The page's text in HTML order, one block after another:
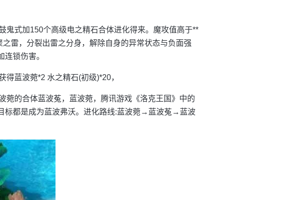
鬼式加150个高级电之精石合体进化得来。魔攻值高于**
雷，分裂出雷之分身，解除自身的异常状态与负面强
锁伤害。
得蓝波菀*2 水之精石(初级)*20，
菀的合体蓝波菟，蓝波菀，腾讯游戏《洛克王国》中的
标都是成为蓝波弗沃。进化路线:蓝波菀→蓝波菟→蓝波